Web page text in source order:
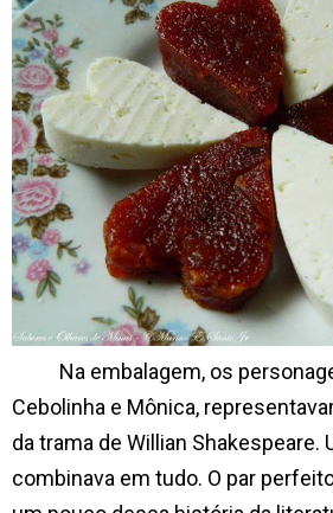
Na embalagem, os
Cebolinha e Mônica,
da trama de Willian Shakespeare.
combinava em tudo. O par